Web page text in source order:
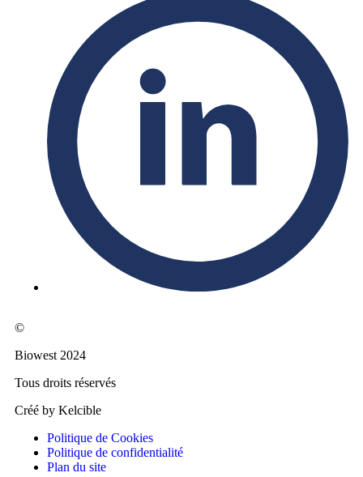
©
Biowest 2024
Tous droits réservés
Créé by Kelcible
Politique de Cookies
Politique de confidentialité
Plan du site